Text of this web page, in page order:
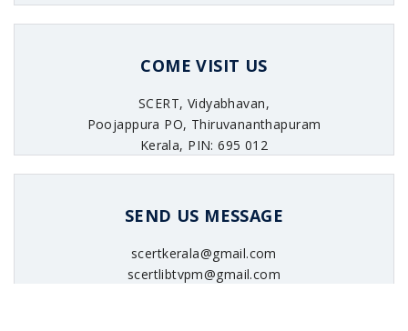
COME VISIT US
SCERT, Vidyabhavan,
Poojappura PO, Thiruvananthapuram
Kerala, PIN: 695 012
SEND US MESSAGE
scertkerala@gmail.com
scertlibtvpm@gmail.com